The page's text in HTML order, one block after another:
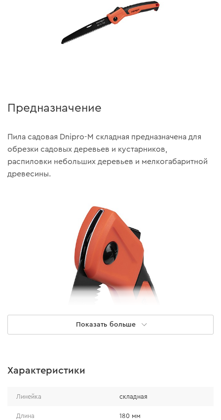
Предназначение
Пила садовая Dnipro-M складная предназначена для
обрезки садовых деревьев и кустарников,
распиловки небольших деревьев и мелкогабаритной
древесины.
благодаря трехгранной заточке зубьев
полотно пилы покрыто тефлоном, что защищает
от проявления коррозии и препятствует
Показать больше
Характеристики
Линейка складная
Длина 180 мм